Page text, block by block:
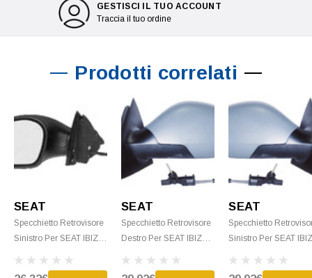
GESTISCI IL TUO ACCOUNT
Traccia il tuo ordine
Prodotti correlati
SEAT
Specchietto Retrovisore
Sinistro Per SEAT IBIZA
Meccanico Nero Nuovo
SEAT
Specchietto Retrovisore
Destro Per SEAT IBIZA -
C/Primer Nuovo
SEAT
Specchietto
Sinistro Per SEAT
Meccanico C/Primer